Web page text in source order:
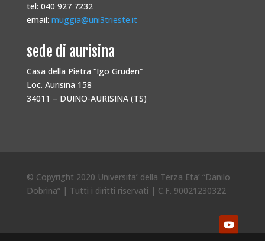
tel: 040 927 7232
email: muggia@uni3trieste.it
sede di aurisina
Casa della Pietra “Igo Gruden”
Loc. Aurisina 158
34011 – DUINO-AURISINA (TS)
© Copyright 2020 Universita’ della Terza Eta’ “Danilo
Dobrina” | Tutti i diritti riservati | C.F. 90021230322